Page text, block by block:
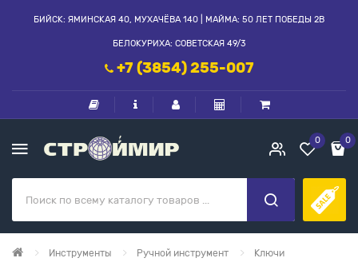
БИЙСК: ЯМИНСКАЯ 40, МУХАЧЁВА 140 | МАЙМА: 50 ЛЕТ ПОБЕДЫ 2В
БЕЛОКУРИХА: СОВЕТСКАЯ 49/3
+7 (3854) 255-007
0 0
Инструменты Ручной инструмент
Ключи